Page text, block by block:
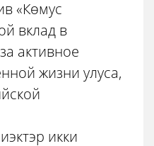
«Көмус
вклад в
активное
жизни улуса,
икки